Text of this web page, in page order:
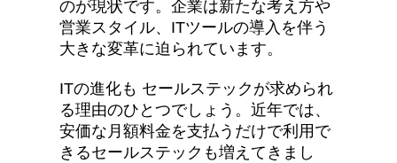
のが現状です。企業は新たな考え方や
営業スタイル、ITツールの導入を伴う
大きな変革に迫られています。
ITの進化も セールステックが求められ
る理由のひとつでしょう。近年では、
安価な月額料金を支払うだけで利用で
きるセールステックも増えてきまし